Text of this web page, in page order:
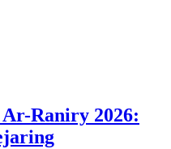
Raniry 2026: